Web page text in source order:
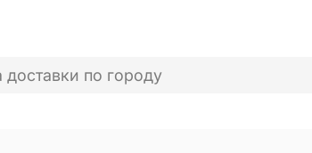
доставки по городу